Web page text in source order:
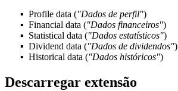
Profile data ("Dados de perfil")
Financial data ("Dados financeiros")
Statistical data ("Dados estatísticos")
Dividend data ("Dados de dividendos")
Historical data ("Dados históricos")
Descarregar extensão